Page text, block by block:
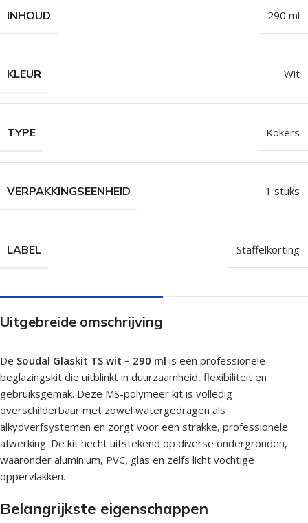
INHOUD 290 ml
KLEUR Wit
TYPE Kokers
VERPAKKINGSEENHEID 1 stuks
LABEL Staffelkorting
Uitgebreide omschrijving
De Soudal Glaskit TS wit – 290 ml is een professionele
beglazingskit die uitblinkt in duurzaamheid, flexibiliteit en
gebruiksgemak. Deze MS-polymeer kit is volledig
overschilderbaar met zowel watergedragen als
alkydverfsystemen en zorgt voor een strakke, professionele
afwerking. De kit hecht uitstekend op diverse ondergronden,
waaronder aluminium, PVC, glas en zelfs licht vochtige
oppervlakken.
Belangrijkste eigenschappen